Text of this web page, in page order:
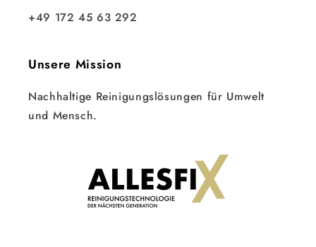
+49 172 45 63 292
Unsere Mission
Nachhaltige Reinigungslösungen für Umwelt
und Mensch.